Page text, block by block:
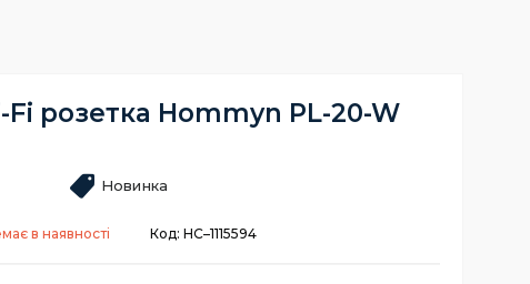
розетка Hommyn PL-20-W
Новинка
в наявності Код: НС–1115594